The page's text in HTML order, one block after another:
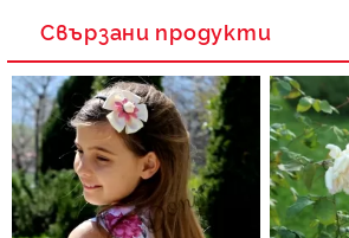
Свързани продукти